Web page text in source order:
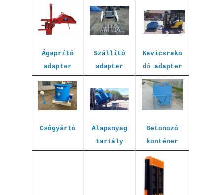
Ágaprító
adapter
Szállító
adapter
Kavicsrako
dó adapter
Csőgyártó
Alapanyag
tartály
Betonozó
konténer